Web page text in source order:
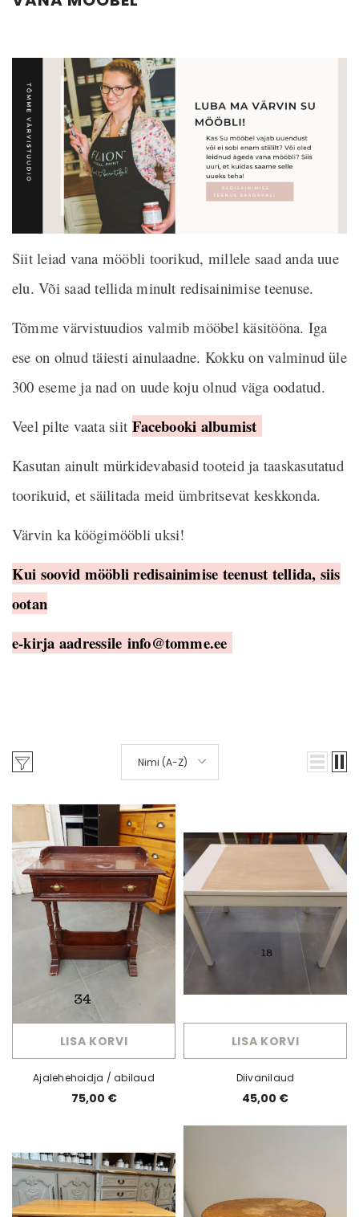
Siit leiad vana mööbli toorikud, millele saad anda uue
elu. Või saad tellida minult redisainimise teenuse.
Tõmme värvistuudios valmib mööbel käsitööna. Iga
ese on olnud täiesti ainulaadne. Kokku on valminud üle
300 eseme ja nad on uude koju olnud väga oodatud.
Veel pilte vaata siitFacebooki albumist
Kasutan ainult mürkidevabasid tooteid ja taaskasutatud
toorikuid, et säilitada meid ümbritsevat keskkonda.
Värvin ka köögimööbli uksi!
Kui soovid mööbli redisainimise teenust tellida, siis
ootan
e-kirja aadressile info@tomme.ee
Nimi (A-Z)
LISA KORVI
Ajalehehoidja / abilaud
75,00 €
LISA KORVI
Diivanilaud
45,00 €
Fusion mineraalvärv
Cambridge
Al. 6,95 €